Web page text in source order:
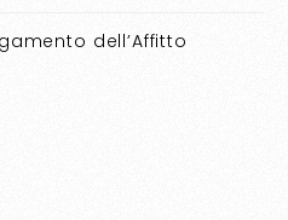
dell’Affitto